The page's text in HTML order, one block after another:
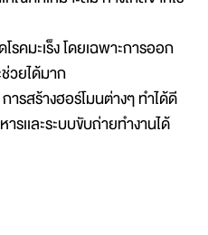
รคมะเร็ง โดยเฉพาะการออก
วยได้มาก
รสร้างฮอร์โมนต่างๆ ทำได้ดี
รเเละระบบขับถ่ายทำงานได้